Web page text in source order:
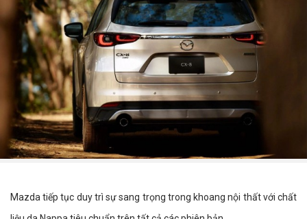
Mazda tiếp tục duy trì sự sang trọng trong khoang nội thất với chất